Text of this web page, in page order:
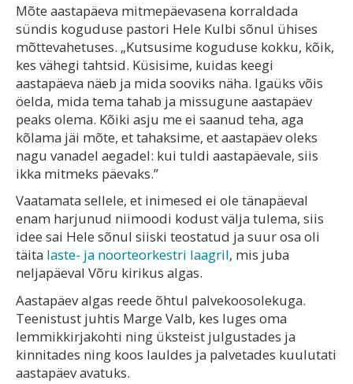
Mõte aastapäeva mitmepäevasena korraldada
sündis koguduse pastori Hele Kulbi sõnul ühises
mõttevahetuses. „Kutsusime koguduse kokku, kõik,
kes vähegi tahtsid. Küsisime, kuidas keegi
aastapäeva näeb ja mida sooviks näha. Igaüks võis
öelda, mida tema tahab ja missugune aastapäev
peaks olema. Kõiki asju me ei saanud teha, aga
kõlama jäi mõte, et tahaksime, et aastapäev oleks
nagu vanadel aegadel: kui tuldi aastapäevale, siis
ikka mitmeks päevaks.”
Vaatamata sellele, et inimesed ei ole tänapäeval
enam harjunud niimoodi kodust välja tulema, siis
idee sai Hele sõnul siiski teostatud ja suur osa oli
täita laste- ja noorteorkestri laagril, mis juba
neljapäeval Võru kirikus algas.
Aastapäev algas reede õhtul palvekoosolekuga.
Teenistust juhtis Marge Valb, kes luges oma
lemmikkirjakohti ning üksteist julgustades ja
kinnitades ning koos lauldes ja palvetades kuulutati
aastapäev avatuks.